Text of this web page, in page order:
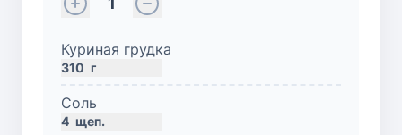
Куриная грудка
310 г
Соль
4 щеп.